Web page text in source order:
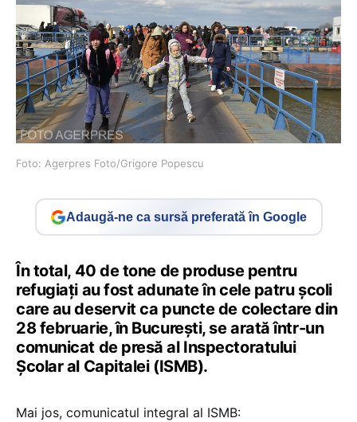
Foto: Agerpres Foto/Grigore Popescu
Adaugă-ne ca sursă preferată în Google
În total, 40 de tone de produse pentru
refugiați au fost adunate în cele patru școli
care au deservit ca puncte de colectare din
28 februarie, în București, se arată într-un
comunicat de presă al Inspectoratului
Școlar al Capitalei (ISMB).
Mai jos, comunicatul integral al ISMB: